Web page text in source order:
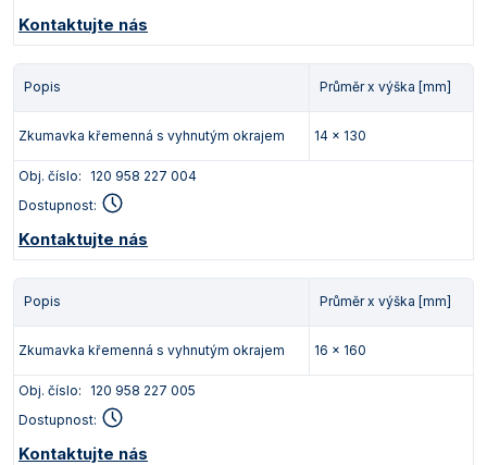
Kontaktujte nás
Popis Průměr x výška [mm]
Zkumavka křemenná s vyhnutým okrajem 14 x 130
Obj. číslo:
120 958 227 004
Dostupnost:
Kontaktujte nás
Popis Průměr x výška [mm]
Zkumavka křemenná s vyhnutým okrajem 16 x 160
Obj. číslo:
120 958 227 005
Dostupnost:
Kontaktujte nás